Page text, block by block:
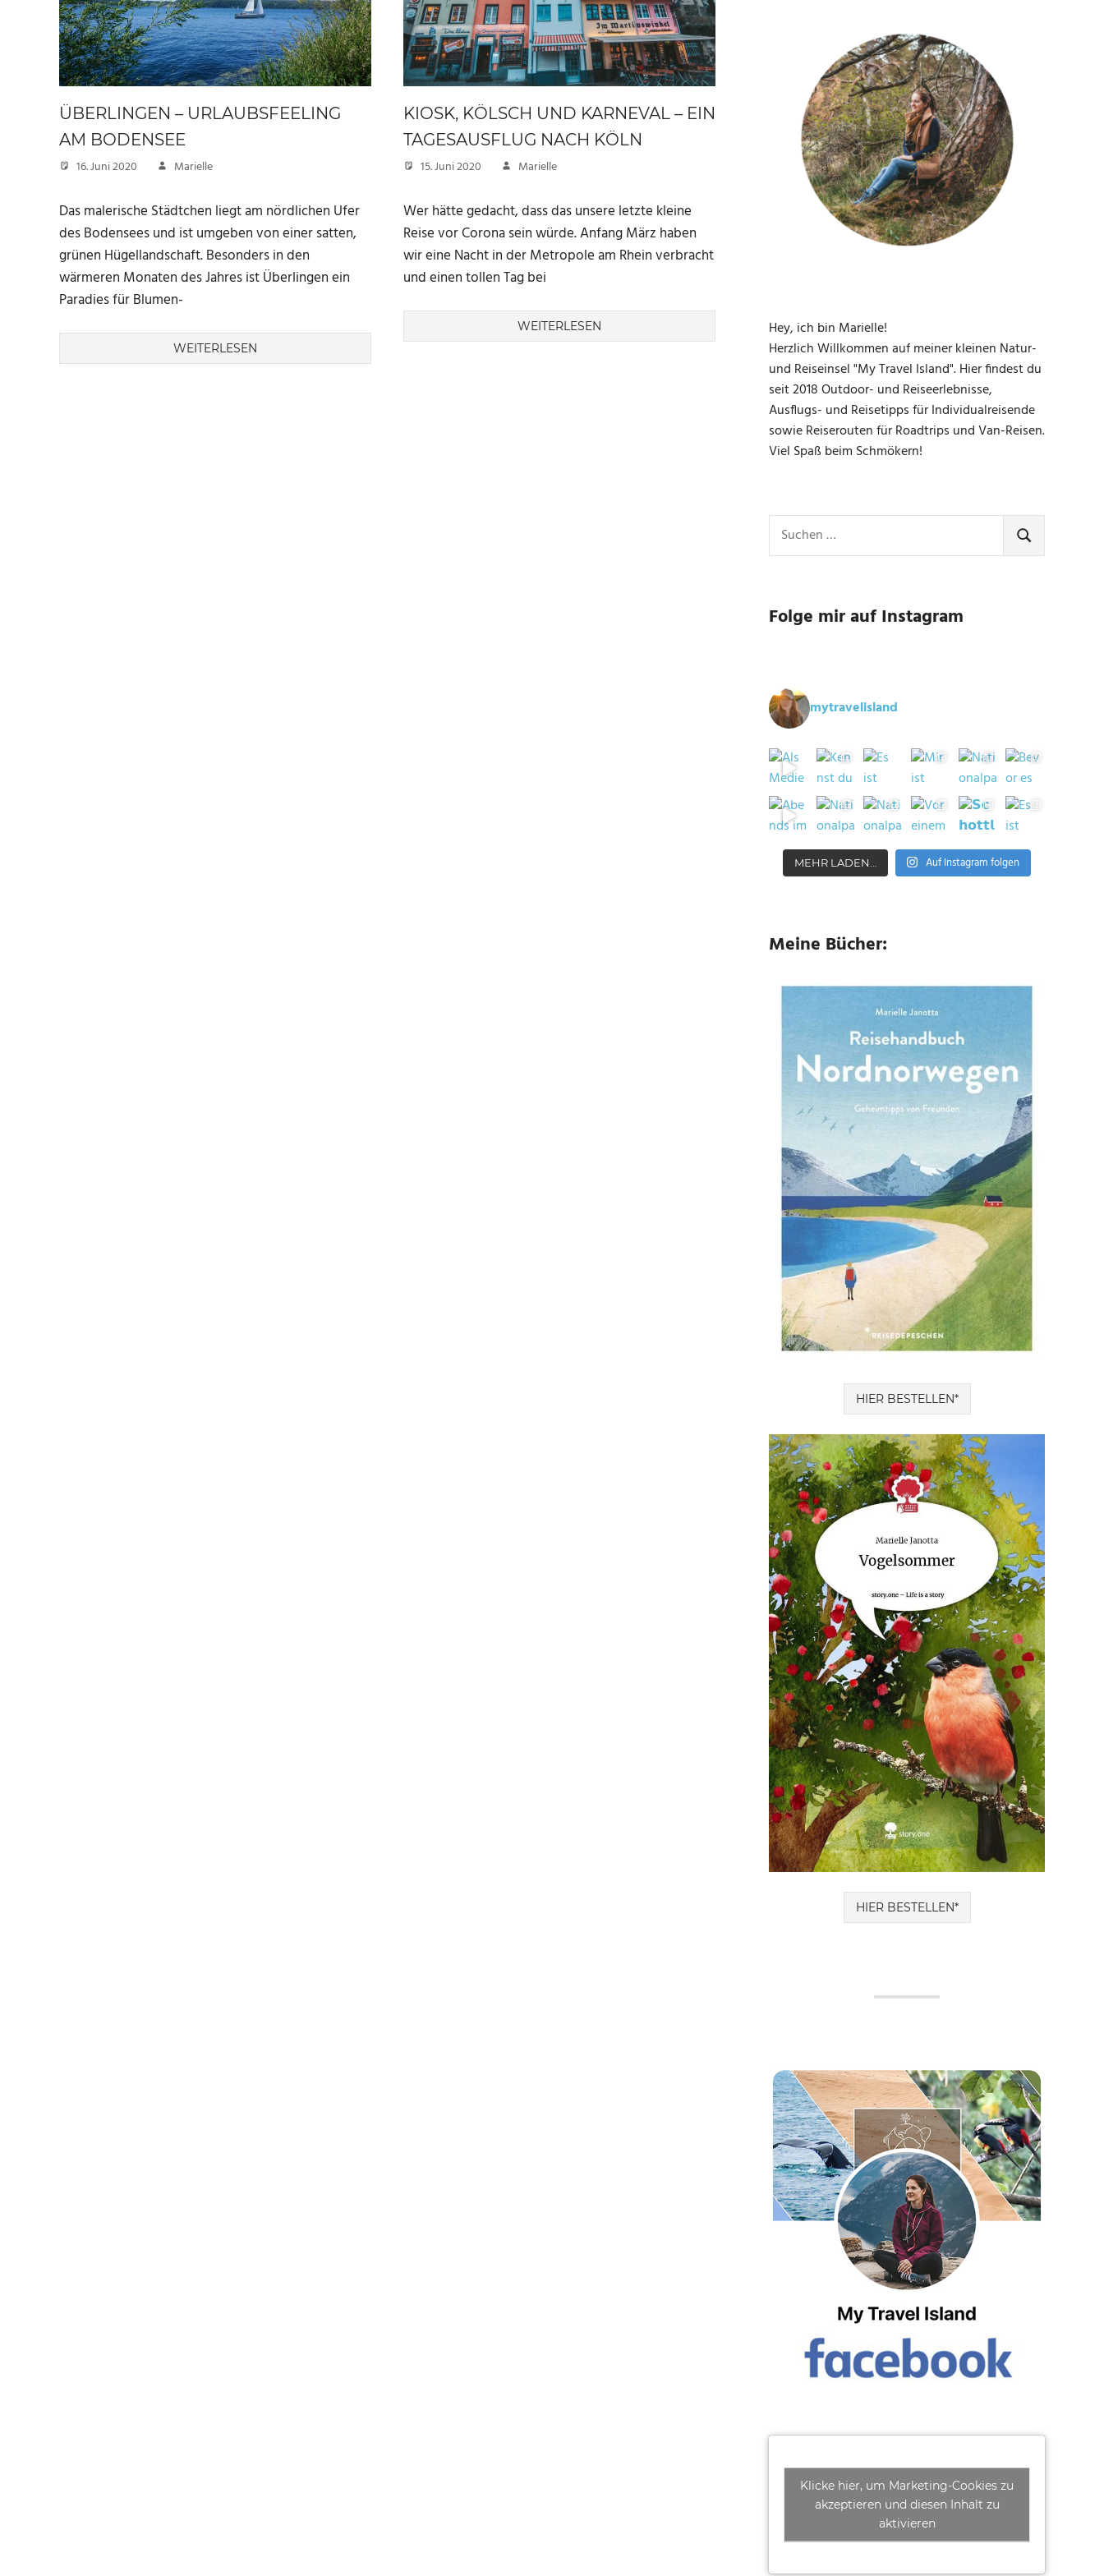
ÜBERLINGEN – URLAUBSFEELING
AM BODENSEE
16. Juni 2020 Marielle
Das malerische Städtchen liegt am nördlichen Ufer
des Bodensees und ist umgeben von einer satten,
grünen Hügellandschaft. Besonders in den
wärmeren Monaten des Jahres ist Überlingen ein
Paradies für Blumen-
WEITERLESEN
KIOSK, KÖLSCH UND KARNEVAL – EIN
TAGESAUSFLUG NACH KÖLN
15. Juni 2020 Marielle
Wer hätte gedacht, dass das unsere letzte kleine
Reise vor Corona sein würde. Anfang März haben
wir eine Nacht in der Metropole am Rhein verbracht
und einen tollen Tag bei
WEITERLESEN
Hey, ich bin Marielle!
Herzlich Willkommen auf meiner kleinen Natur-
und Reiseinsel "My Travel Island". Hier findest du
seit 2018 Outdoor- und Reiseerlebnisse,
Ausflugs- und Reisetipps für Individualreisende
sowie Reiserouten für Roadtrips und Van-Reisen.
Viel Spaß beim Schmökern!
nach:
SUCHEN
Folge mir auf Instagram
mytravelisland
MEHR LADEN… Auf Instagram folgen
Meine Bücher:
HIER BESTELLEN*
HIER BESTELLEN*
Klicke hier, um Marketing-Cookies zu
akzeptieren und diesen Inhalt zu
aktivieren